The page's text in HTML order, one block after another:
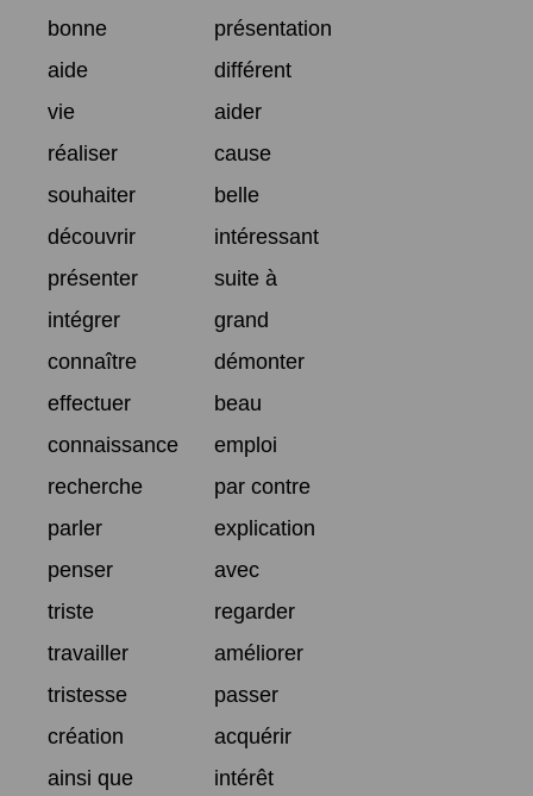
bonne
présentation
aide
différent
vie
aider
réaliser
cause
souhaiter
belle
découvrir
intéressant
présenter
suite à
intégrer
grand
connaître
démonter
effectuer
beau
connaissance
emploi
recherche
par contre
parler
explication
penser
avec
triste
regarder
travailler
améliorer
tristesse
passer
création
acquérir
ainsi que
intérêt